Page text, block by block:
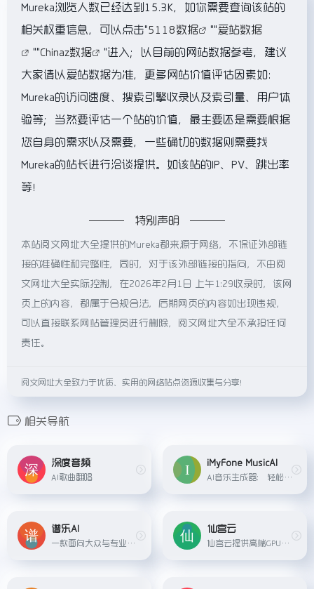
Mureka浏览人数已经达到15.3K，如你需要查询该站的
相关权重信息，可以点击"5118数据 ""爱站数据
""Chinaz数据
"进入；以目前的网站数据参考，建议
大家请以爱站数据为准，更多网站价值评估因素如：
Mureka的访问速度、搜索引擎收录以及索引量、用户体
验等；当然要评估一个站的价值，最主要还是需要根据
您自身的需求以及需要，一些确切的数据则需要找
Mureka的站长进行洽谈提供。如该站的IP、PV、跳出率
等！
特别声明
本站阅文网址大全提供的Mureka都来源于网络，不保证外部链
接的准确性和完整性，同时，对于该外部链接的指向，不由阅
文网址大全实际控制，在2026年2月1日 上午1:29收录时，该网
页上的内容，都属于合规合法，后期网页的内容如出现违规，
可以直接联系网站管理员进行删除，阅文网址大全不承担任何
责任。
阅文网址大全致力于优质、实用的网络站点资源收集与分享！
相关导航
深度音频
AI歌曲翻唱
iMyFone MusicAI
AI音乐生成器： 轻松制作翻唱歌曲
谱乐AI
一款面向大众与专业创作者的全流程 AI 音乐创作平台，集&quot;生成 – 编辑 – 混音 – 母带 – 发行&quot;于一体。
仙宫云
仙宫云提供高端GPU算力租赁服务，适用于AI应用、数据挖掘和计算密集型任务，具有简单、高效、安全、实惠等优势。